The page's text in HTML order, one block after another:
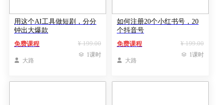
用这个AI工具做短剧，分分
钟出大爆款
¥ 199.00
免费课程
 大路
 1课时
如何注册20个小红书号，20
个抖音号
¥ 199.00
免费课程
 大路
 1课时